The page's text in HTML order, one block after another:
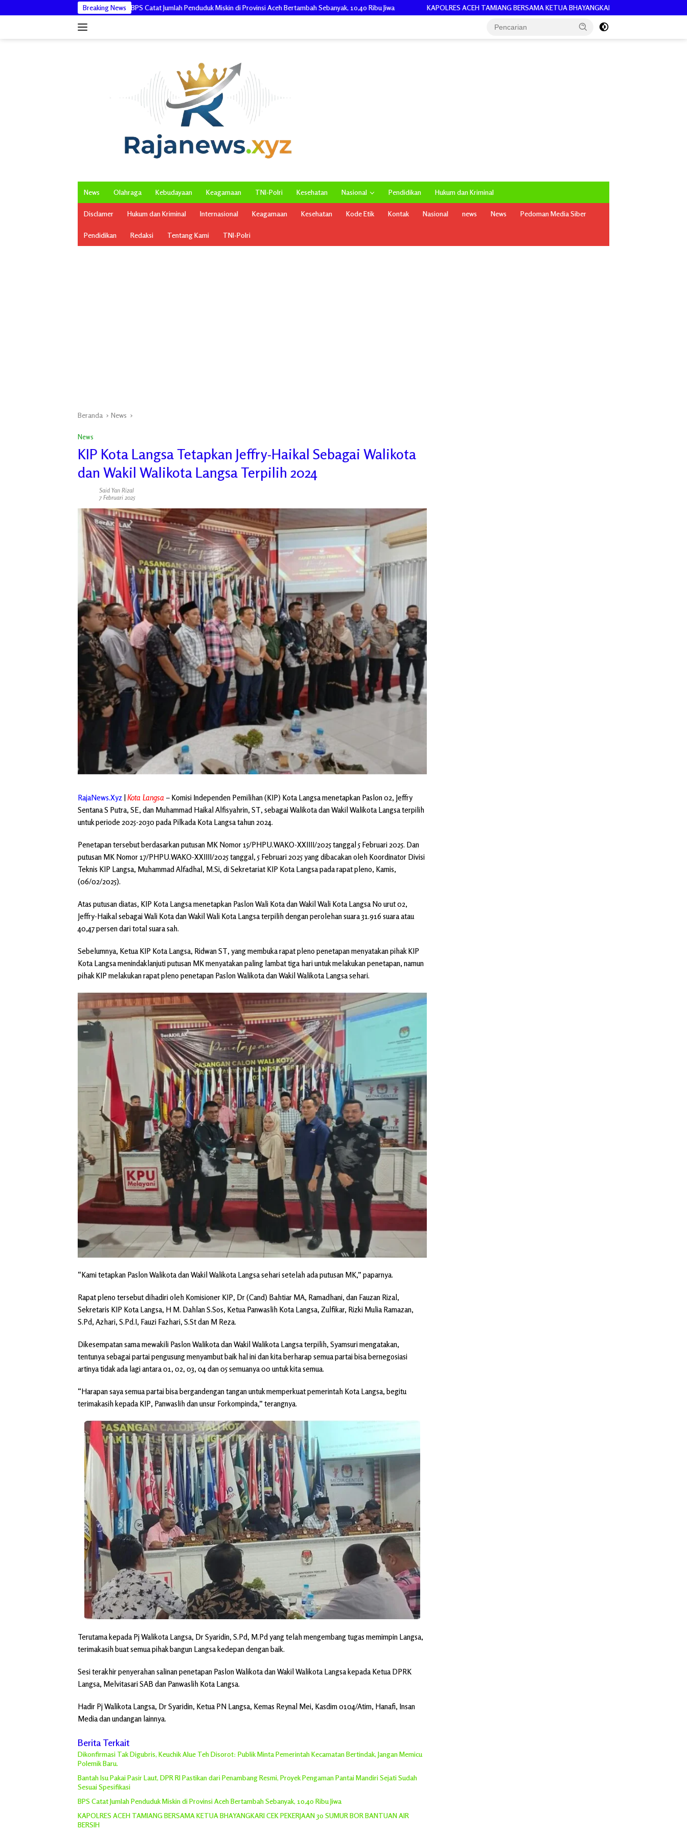
ke
Breaking News
BPS Catat Jumlah Penduduk Miskin di Provinsi Aceh Bertambah Sebanyak, 10,40 Ribu Jiwa KAPOLRES ACEH TAMIANG BERSAMA KETUA BHAYANGKARI CEK PEKERJAAN 30 SUMUR BOR BANTUAN AIR
News Olahraga Kebudayaan Keagamaan TNI-Polri Kesehatan Nasional Pendidikan Hukum dan Kriminal
Disclamer Hukum dan Kriminal Internasional Keagamaan Kesehatan Kode Etik Kontak Nasional news News Pedoman Media Siber
Pendidikan Redaksi Tentang Kami TNI-Polri
Beranda News
News
KIP Kota Langsa Tetapkan Jeffry-Haikal Sebagai Walikota
dan Wakil Walikota Langsa Terpilih 2024
Said Yan Rizal
7 Februari 2025
RajaNews.Xyz Kota Langsa – Komisi Independen Pemilihan (KIP) Kota Langsa menetapkan Paslon 02, Jeffry
Sentana S Putra, SE, dan Muhammad Haikal Alfisyahrin, ST, sebagai Walikota dan Wakil Walikota Langsa terpilih
untuk periode 2025-2030 pada Pilkada Kota Langsa tahun 2024.
Penetapan tersebut berdasarkan putusan MK Nomor 15/PHPU.WAKO-XXIIII/2025 tanggal 5 Februari 2025. Dan
putusan MK Nomor 17/PHPU.WAKO-XXIIII/2025 tanggal, 5 Februari 2025 yang dibacakan oleh Koordinator Divisi
Teknis KIP Langsa, Muhammad Alfadhal, M.Si, di Sekretariat KIP Kota Langsa pada rapat pleno, Kamis,
(06/02/2025).
Atas putusan diatas, KIP Kota Langsa menetapkan Paslon Wali Kota dan Wakil Wali Kota Langsa No urut 02,
Jeffry-Haikal sebagai Wali Kota dan Wakil Wali Kota Langsa terpilih dengan perolehan suara 31.916 suara atau
40,47 persen dari total suara sah.
Sebelumnya, Ketua KIP Kota Langsa, Ridwan ST, yang membuka rapat pleno penetapan menyatakan pihak KIP
Kota Langsa menindaklanjuti putusan MK menyatakan paling lambat tiga hari untuk melakukan penetapan, namun
pihak KIP melakukan rapat pleno penetapan Paslon Walikota dan Wakil Walikota Langsa sehari.
“Kami tetapkan Paslon Walikota dan Wakil Walikota Langsa sehari setelah ada putusan MK,” paparnya.
Rapat pleno tersebut dihadiri oleh Komisioner KIP, Dr (Cand) Bahtiar MA, Ramadhani, dan Fauzan Rizal,
Sekretaris KIP Kota Langsa, H M. Dahlan S.Sos, Ketua Panwaslih Kota Langsa, Zulfikar, Rizki Mulia Ramazan,
S.Pd, Azhari, S.Pd.I, Fauzi Fazhari, S.St dan M Reza.
Dikesempatan sama mewakili Paslon Walikota dan Wakil Walikota Langsa terpilih, Syamsuri mengatakan,
tentunya sebagai partai pengusung menyambut baik hal ini dan kita berharap semua partai bisa bernegosiasi
artinya tidak ada lagi antara 01, 02, 03, 04 dan 05 semuanya 00 untuk kita semua.
“Harapan saya semua partai bisa bergandengan tangan untuk memperkuat pemerintah Kota Langsa, begitu
terimakasih kepada KIP, Panwaslih dan unsur Forkompinda,” terangnya.
Terutama kepada Pj Walikota Langsa, Dr Syaridin, S.Pd, M.Pd yang telah mengembang tugas memimpin Langsa,
terimakasih buat semua pihak bangun Langsa kedepan dengan baik.
Sesi terakhir penyerahan salinan penetapan Paslon Walikota dan Wakil Walikota Langsa kepada Ketua DPRK
Langsa, Melvitasari SAB dan Panwaslih Kota Langsa.
Hadir Pj Walikota Langsa, Dr Syaridin, Ketua PN Langsa, Kemas Reynal Mei, Kasdim 0104/Atim, Hanafi, Insan
Media dan undangan lainnya.
Berita Terkait
Dikonfirmasi Tak Digubris, Keuchik Alue Teh Disorot: Publik Minta Pemerintah Kecamatan Bertindak, Jangan Memicu
Polemik Baru.
Bantah Isu Pakai Pasir Laut, DPR RI Pastikan dari Penambang Resmi, Proyek Pengaman Pantai Mandiri Sejati Sudah
Sesuai Spesifikasi
BPS Catat Jumlah Penduduk Miskin di Provinsi Aceh Bertambah Sebanyak, 10,40 Ribu Jiwa
KAPOLRES ACEH TAMIANG BERSAMA KETUA BHAYANGKARI CEK PEKERJAAN 30 SUMUR BOR BANTUAN AIR
BERSIH